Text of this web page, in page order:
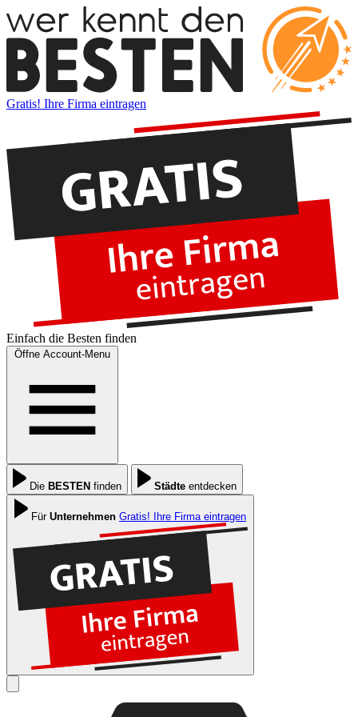
Gratis! Ihre Firma eintragen
Einfach die Besten finden
Öffne Account-Menu
Die BESTEN finden Städte entdecken
Für Unternehmen Gratis! Ihre Firma eintragen